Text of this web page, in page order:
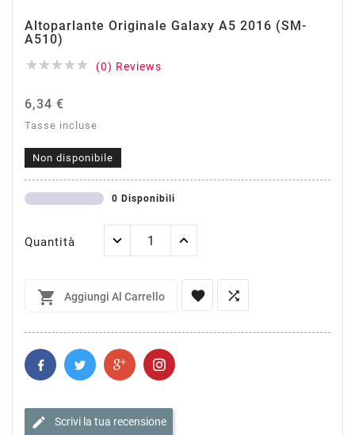
Altoparlante Originale Galaxy A5 2016 (SM-
A510)
     (0) Reviews
6,34 €
Tasse incluse
Non disponibile
0 Disponibili
Quantità
 Aggiungi Al Carrello  
edit Scrivi la tua recensione